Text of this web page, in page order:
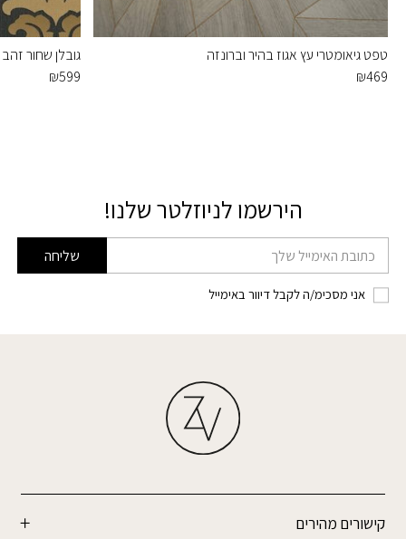
טפט גיאומטרי עץ אגוז בהיר וברונזה
₪469
גובלן שחור זהב
₪599
הירשמו לניוזלטר שלנו!
דוא׳׳ל שליחה
אני מסכימ/ה לקבל דיוור באימייל
קישורים מהירים